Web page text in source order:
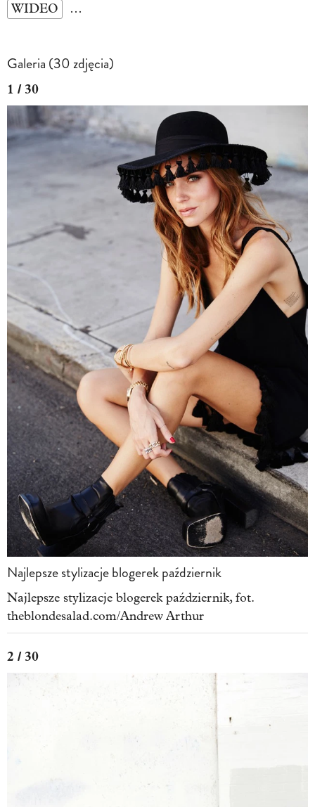
WIDEO …
Galeria (30 zdjęcia)
1 / 30
Najlepsze stylizacje blogerek październik
Najlepsze stylizacje blogerek październik, fot.
theblondesalad.com/Andrew Arthur
2 / 30